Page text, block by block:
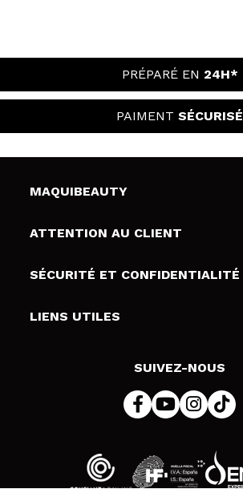
PRÉPARÉ EN 24H*
PAIMENT SÉCURISÉ
MAQUIBEAUTY
Qui sommes nous
Cartes-cadeaux
ATTENTION AU CLIENT
Livraison & retour
Modes de paiement
SÉCURITÉ ET CONFIDENTIALITÉ
Conditions et confidentialité
LIENS UTILES
SUIVEZ-NOUS